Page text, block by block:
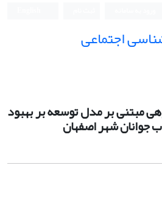
اجتماعی
مبتنی بر مدل توسعه بر بهبود
جوانان شهر اصفهان